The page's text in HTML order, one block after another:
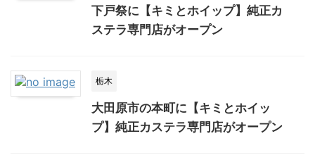
下戸祭に【キミとホイップ】純正カ
ステラ専門店がオープン
栃木
大田原市の本町に【キミとホイッ
プ】純正カステラ専門店がオープン